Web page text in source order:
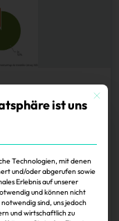
Doch zum Berufsstart
Markt für Einsteiger
Zum Artikel
Mit
ist uns
Technologien, mit denen
und/oder abgerufen sowie
Erlebnis auf unserer
und können nicht
sind, uns jedoch
und wirtschaftlich zu